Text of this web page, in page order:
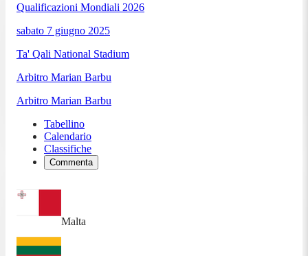
Qualificazioni Mondiali 2026
sabato 7 giugno 2025
Ta' Qali National Stadium
Arbitro Marian Barbu
Arbitro Marian Barbu
Tabellino
Calendario
Classifiche
Commenta
Malta